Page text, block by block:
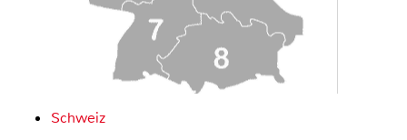
Schweiz